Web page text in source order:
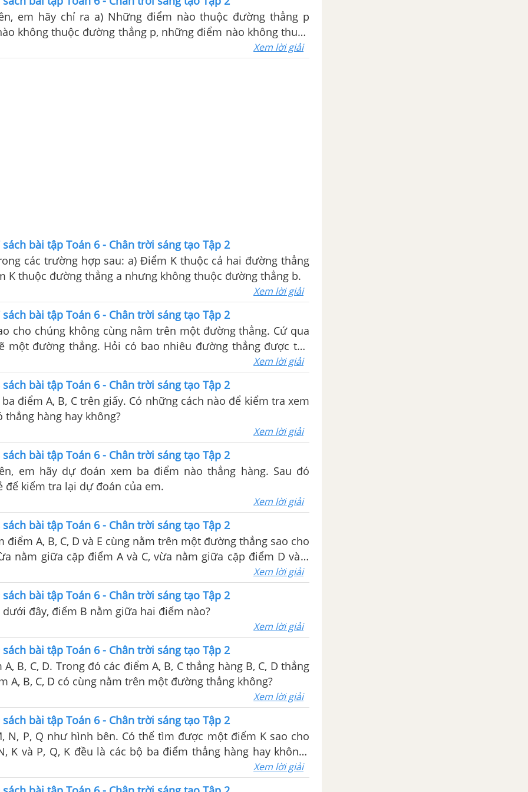
Những điểm nào thuộc đường thẳng p
không thuộc đường thẳng p, những điểm nào không thuộc
b) Những đường thẳng nào chứa điểm A, điểm B, điểm C,
Xem lời giải
bài tập Toán 6 - Chân trời sáng tạo Tập 2
hợp sau: a) Điểm K thuộc cả hai đường thẳng
Điểm K thuộc đường thẳng a nhưng không thuộc đường thẳng b.
Xem lời giải
bài tập Toán 6 - Chân trời sáng tạo Tập 2
cho chúng không cùng nằm trên một đường thẳng. Cứ qua
một đường thẳng. Hỏi có bao nhiêu đường thẳng được tạo
Xem lời giải
bài tập Toán 6 - Chân trời sáng tạo Tập 2
điểm A, B, C trên giấy. Có những cách nào để kiểm tra xem
thẳng hàng hay không?
Xem lời giải
bài tập Toán 6 - Chân trời sáng tạo Tập 2
em hãy dự đoán xem ba điểm nào thẳng hàng. Sau đó
để kiểm tra lại dự đoán của em.
Xem lời giải
bài tập Toán 6 - Chân trời sáng tạo Tập 2
điểm A, B, C, D và E cùng nằm trên một đường thẳng sao cho
nằm giữa cặp điểm A và C, vừa nằm giữa cặp điểm D và E
Xem lời giải
bài tập Toán 6 - Chân trời sáng tạo Tập 2
đây, điểm B nằm giữa hai điểm nào?
Xem lời giải
bài tập Toán 6 - Chân trời sáng tạo Tập 2
B, C, D. Trong đó các điểm A, B, C thẳng hàng B, C, D thẳng
A, B, C, D có cùng nằm trên một đường thẳng không?
Xem lời giải
bài tập Toán 6 - Chân trời sáng tạo Tập 2
N, P, Q như hình bên. Có thể tìm được một điểm K sao cho
K và P, Q, K đều là các bộ ba điểm thẳng hàng hay không?
Xem lời giải